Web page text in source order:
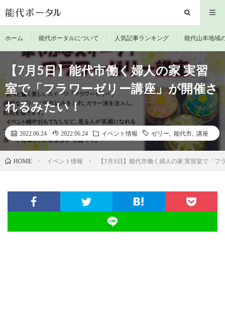
ホーム 能代ポータルについて 人気記事ランキング 能代山本地域
【7月5日】能代市働く婦人の家 実習
室で「フラワーゼリー講座」が開催さ
れるみたい！
2022.06.24 2022.06.24 イベント情報 ゼリー 能代市 講座
HOME イベント情報 【7月5日】能代市働く婦人の家 実習室で「